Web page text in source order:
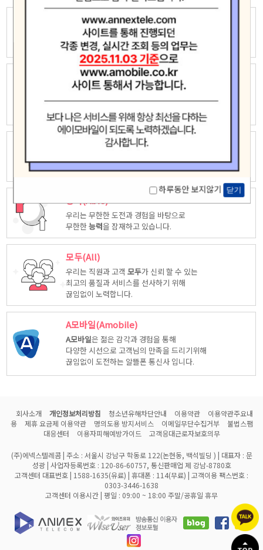
하루동안 보지않기 닫기
모험(Adventure)
우리는 자유롭고 창의적인 상상력으로
새로운 가치창조에 끊임없이 도전하고모험
놀라운(Amazing)
우리는 고객중심 능력은 고객을 위해 다양한
시각에서 만들어진놀라운상품을
제공합니다.
노력하겠습니다.
능력(Able)
우리는 무한한 도전과 경험을 바탕으로
무한한능력을 잠재하고 있습니다.
모두(All)
우리는 직원과 고객모두가 신뢰 할 수 있는
최고의 품질과 서비스를 선사하기 위해
끊임없이 노력합니다.
A모바일(Amobile)
A모바일은 젊은 감각과 경험을 통해
다양한 시선으로 고객님의 만족을 드리기위해
끊임없이 도전하는 알뜰폰 통신사 입니다.
회사소개 개인정보처리방침 청소년유해차단안내 이용약관
이용약관주요내
용
제휴 요금제 이용약관 명의도용 방지서비스 이메일무단수집거부
불법스팸
대응센터
이용자피해예방가이드 고객응대근로자보호의무
(주)에넥스텔레콤 | 주소 : 서울시 강남구 학동로 122(논현동, 백석빌딩 ) | 대표자 : 문
성광 | 사업자등록번호 : 120-86-60757, 통신판매업 제 강남-8780호
고객센터 대표번호 | 1588-1635(유료) | 휴대폰 : 114(무료) | 고객이용 팩스번호 :
0303-3446-1638
고객센터 이용시간 | 평일 : 09:00 ~ 18:00 주말/공휴일 휴무